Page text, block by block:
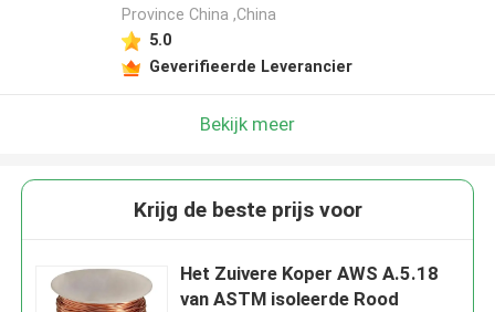
Province China ,China
5.0
Geverifieerde Leverancier
Bekijk meer
Krijg de beste prijs voor
Het Zuivere Koper AWS A.5.18
van ASTM isoleerde Rood